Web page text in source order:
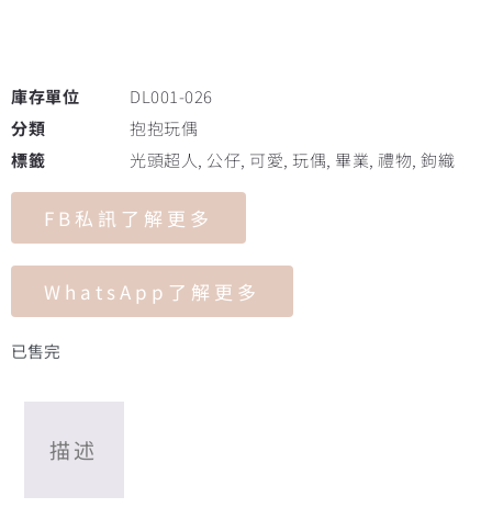
庫存單位
DL001-026
分類
抱抱玩偶
標籤
光頭超人, 公仔, 可愛, 玩偶, 畢業, 禮物, 鉤織
FB私訊了解更多
WhatsApp了解更多
已售完
描述